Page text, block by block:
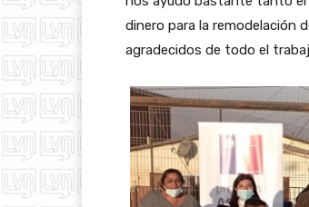
dinero para la remodelación
agradecidos de todo el